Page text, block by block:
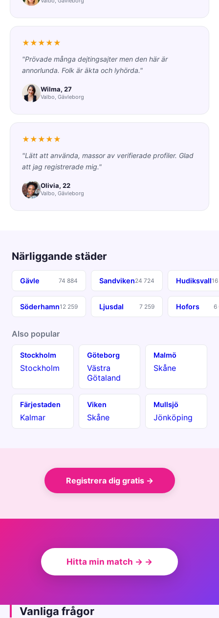
★★★★★
"Prövade många dejtingsajter men den här är
annorlunda. Folk är äkta och lyhörda."
Wilma, 27
Valbo, Gävleborg
★★★★★
"Lätt att använda, massor av verifierade profiler. Glad
att jag registrerade mig."
Olivia, 22
Valbo, Gävleborg
Närliggande städer
Gävle 74 884 Sandviken24 724 Hudiksvall
Söderhamn12 259 Ljusdal 7 259 Hofors 6
Also popular
Stockholm
Stockholm
Göteborg
Västra
Götaland
Malmö
Skåne
Färjestaden
Kalmar
Viken
Skåne
Mullsjö
Jönköping
Registrera dig gratis →
Hitta min match → →
Vanliga frågor